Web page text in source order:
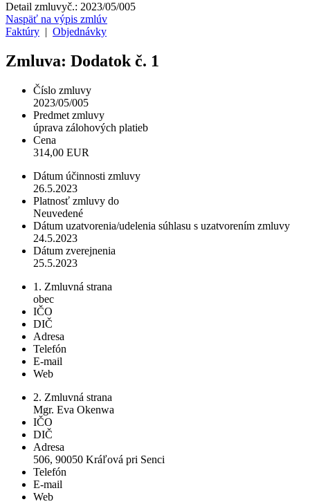
Detail zmluvyč.: 2023/05/005
Naspäť na výpis zmlúv
Faktúry
Objednávky
Zmluva: Dodatok č. 1
Číslo zmluvy
2023/05/005
Predmet zmluvy
úprava zálohových platieb
Cena
314,00 EUR
Dátum účinnosti zmluvy
26.5.2023
Platnosť zmluvy do
Neuvedené
Dátum uzatvorenia/udelenia súhlasu s uzatvorením zmluvy
24.5.2023
Dátum zverejnenia
25.5.2023
1. Zmluvná strana
obec
IČO
DIČ
Adresa
Telefón
E-mail
Web
2. Zmluvná strana
Mgr. Eva Okenwa
IČO
DIČ
Adresa
506, 90050 Kráľová pri Senci
Telefón
E-mail
Web